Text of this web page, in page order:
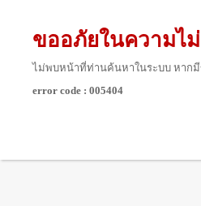
ขออภัยในความไ
ไม่พบหน้าที่ท่านค้นหาในระบบ หากมีข้
error code : 005404